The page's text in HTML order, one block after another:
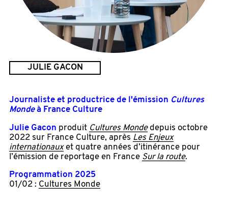
JULIE GACON
Journaliste et productrice de l'émission Cultures
Mondeà France Culture
Julie Gacon produit Cultures Mondedepuis octobre
2022 sur France Culture, après Les Enjeux
internationauxet quatre années d’itinérance pour
l’émission de reportage en France Sur la route.
Programmation 2025
01/02 : Cultures Monde